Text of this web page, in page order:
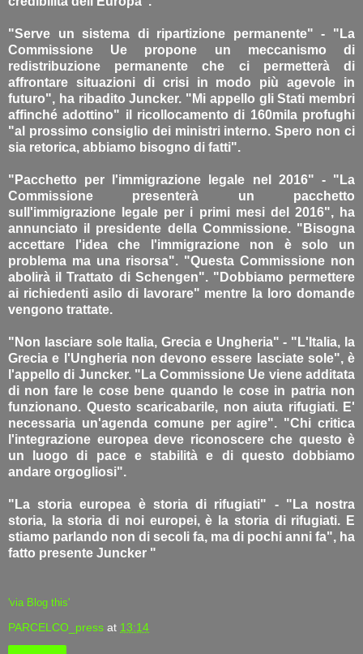
"Serve un sistema di ripartizione permanente" - "La
Commissione Ue propone un meccanismo di
redistribuzione permanente che ci permetterà di
affrontare situazioni di crisi in modo più agevole in
futuro", ha ribadito Juncker. "Mi appello gli Stati membri
affinché adottino" il ricollocamento di 160mila profughi
"al prossimo consiglio dei ministri interno. Spero non ci
sia retorica, abbiamo bisogno di fatti".
"Pacchetto per l'immigrazione legale nel 2016" - "La
Commissione presenterà un pacchetto
sull'immigrazione legale per i primi mesi del 2016", ha
annunciato il presidente della Commissione. "Bisogna
accettare l'idea che l'immigrazione non è solo un
problema ma una risorsa". "Questa Commissione non
abolirà il Trattato di Schengen". "Dobbiamo permettere
ai richiedenti asilo di lavorare" mentre la loro domande
vengono trattate.
"Non lasciare sole Italia, Grecia e Ungheria" - "L'Italia, la
Grecia e l'Ungheria non devono essere lasciate sole", è
l'appello di Juncker. "La Commissione Ue viene additata
di non fare le cose bene quando le cose in patria non
funzionano. Questo scaricabarile, non aiuta rifugiati. E'
necessaria un'agenda comune per agire". "Chi critica
l'integrazione europea deve riconoscere che questo è
un luogo di pace e stabilità e di questo dobbiamo
andare orgogliosi".
"La storia europea è storia di rifugiati" - "La nostra
storia, la storia di noi europei, è la storia di rifugiati. E
stiamo parlando non di secoli fa, ma di pochi anni fa", ha
fatto presente Juncker "
'via Blog this'
PARCELCO_press at 13:14